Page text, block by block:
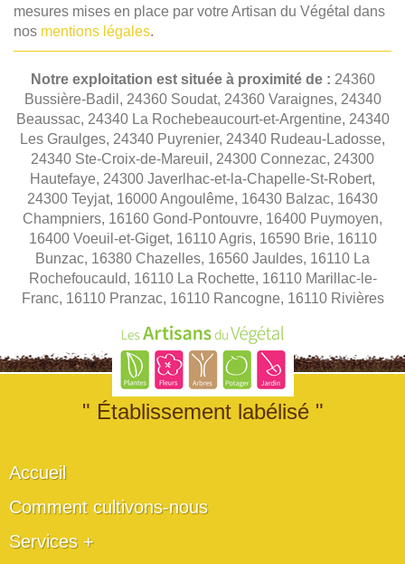
mesures mises en place par votre Artisan du Végétal dans
nos mentions légales.
Notre exploitation est située à proximité de : 24360
Bussière-Badil, 24360 Soudat, 24360 Varaignes, 24340
Beaussac, 24340 La Rochebeaucourt-et-Argentine, 24340
Les Graulges, 24340 Puyrenier, 24340 Rudeau-Ladosse,
24340 Ste-Croix-de-Mareuil, 24300 Connezac, 24300
Hautefaye, 24300 Javerlhac-et-la-Chapelle-St-Robert,
24300 Teyjat, 16000 Angoulême, 16430 Balzac, 16430
Champniers, 16160 Gond-Pontouvre, 16400 Puymoyen,
16400 Voeuil-et-Giget, 16110 Agris, 16590 Brie, 16110
Bunzac, 16380 Chazelles, 16560 Jauldes, 16110 La
Rochefoucauld, 16110 La Rochette, 16110 Marillac-le-
Franc, 16110 Pranzac, 16110 Rancogne, 16110 Rivières
" Établissement labélisé "
Accueil
Comment cultivons-nous
Services +